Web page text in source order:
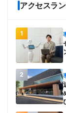
アクセスラ
1
2